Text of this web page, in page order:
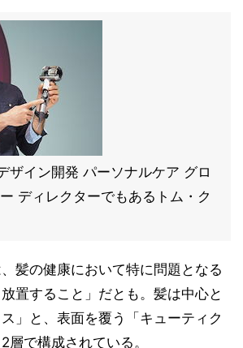
ザイン開発 パーソナルケア グロ
ディレクターでもあるトム・ク
髪の健康において特に問題となる
置すること」だとも。髪は中心と
」と、表面を覆う「キューティク
層で構成されている。